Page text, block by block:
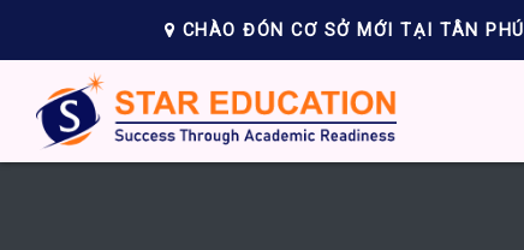
CHÀO ĐÓN CƠ SỞ MỚI TẠI TÂN PHÚ